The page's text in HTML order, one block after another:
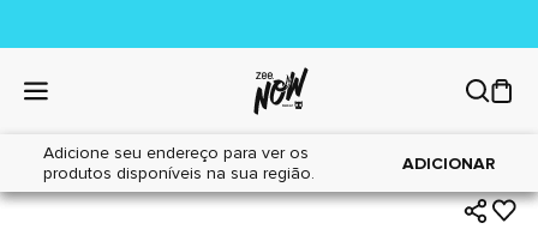
Adicione seu endereço para ver os
produtos disponíveis na sua região.
ADICIONAR
Home|Cães|Farmácia